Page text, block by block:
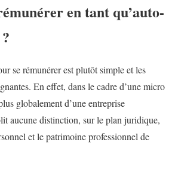
en tant qu’auto-
se rémunérer est plutôt simple et les
En effet, dans le cadre d’une micro
globalement d’une entreprise
aucune distinction, sur le plan juridique,
et le patrimoine professionnel de